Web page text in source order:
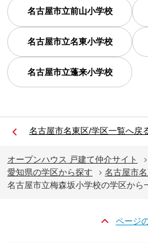
名古屋市立前山小学校
名古屋市立名東小学校
名古屋市立蓬来小学校
名古屋市名東区/学区一覧へ戻
オープンハウス 戸建て仲介サイト
愛知県の学区から探す
名古屋市
名古屋市立梅森坂小学校の学区から
ページ